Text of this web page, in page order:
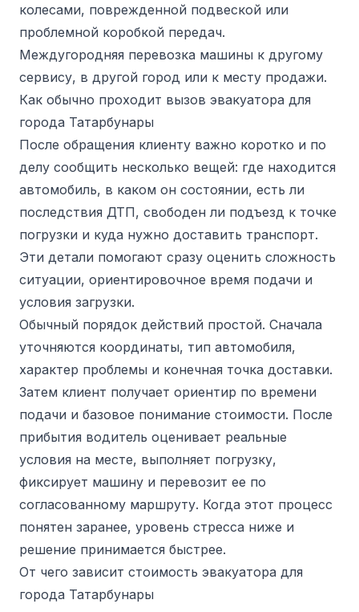
колесами, поврежденной подвеской или
проблемной коробкой передач.
Междугородняя перевозка машины к другому
сервису, в другой город или к месту продажи.
Как обычно проходит вызов эвакуатора для
города Татарбунары
После обращения клиенту важно коротко и по
делу сообщить несколько вещей: где находится
автомобиль, в каком он состоянии, есть ли
последствия ДТП, свободен ли подъезд к точке
погрузки и куда нужно доставить транспорт.
Эти детали помогают сразу оценить сложность
ситуации, ориентировочное время подачи и
условия загрузки.
Обычный порядок действий простой. Сначала
уточняются координаты, тип автомобиля,
характер проблемы и конечная точка доставки.
Затем клиент получает ориентир по времени
подачи и базовое понимание стоимости. После
прибытия водитель оценивает реальные
условия на месте, выполняет погрузку,
фиксирует машину и перевозит ее по
согласованному маршруту. Когда этот процесс
понятен заранее, уровень стресса ниже и
решение принимается быстрее.
От чего зависит стоимость эвакуатора для
города Татарбунары